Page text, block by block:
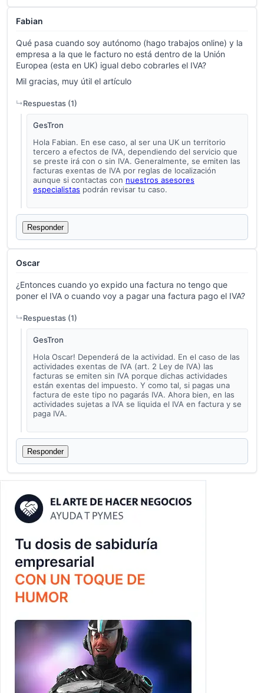
Fabian
Qué pasa cuando soy autónomo (hago trabajos online) y la
empresa a la que le facturo no está dentro de la Unión
Europea (esta en UK) igual debo cobrarles el IVA?
Mil gracias, muy útil el artículo
Respuestas (1)
GesTron
Hola Fabian. En ese caso, al ser una UK un territorio
tercero a efectos de IVA, dependiendo del servicio que
se preste irá con o sin IVA. Generalmente, se emiten las
facturas exentas de IVA por reglas de localización
aunque si contactas con nuestros asesores
especialistas podrán revisar tu caso.
Responder
Oscar
¿Entonces cuando yo expido una factura no tengo que
poner el IVA o cuando voy a pagar una factura pago el IVA?
Respuestas (1)
GesTron
Hola Oscar! Dependerá de la actividad. En el caso de las
actividades exentas de IVA (art. 2 Ley de IVA) las
facturas se emiten sin IVA porque dichas actividades
están exentas del impuesto. Y como tal, si pagas una
factura de este tipo no pagarás IVA. Ahora bien, en las
actividades sujetas a IVA se liquida el IVA en factura y se
paga IVA.
Responder